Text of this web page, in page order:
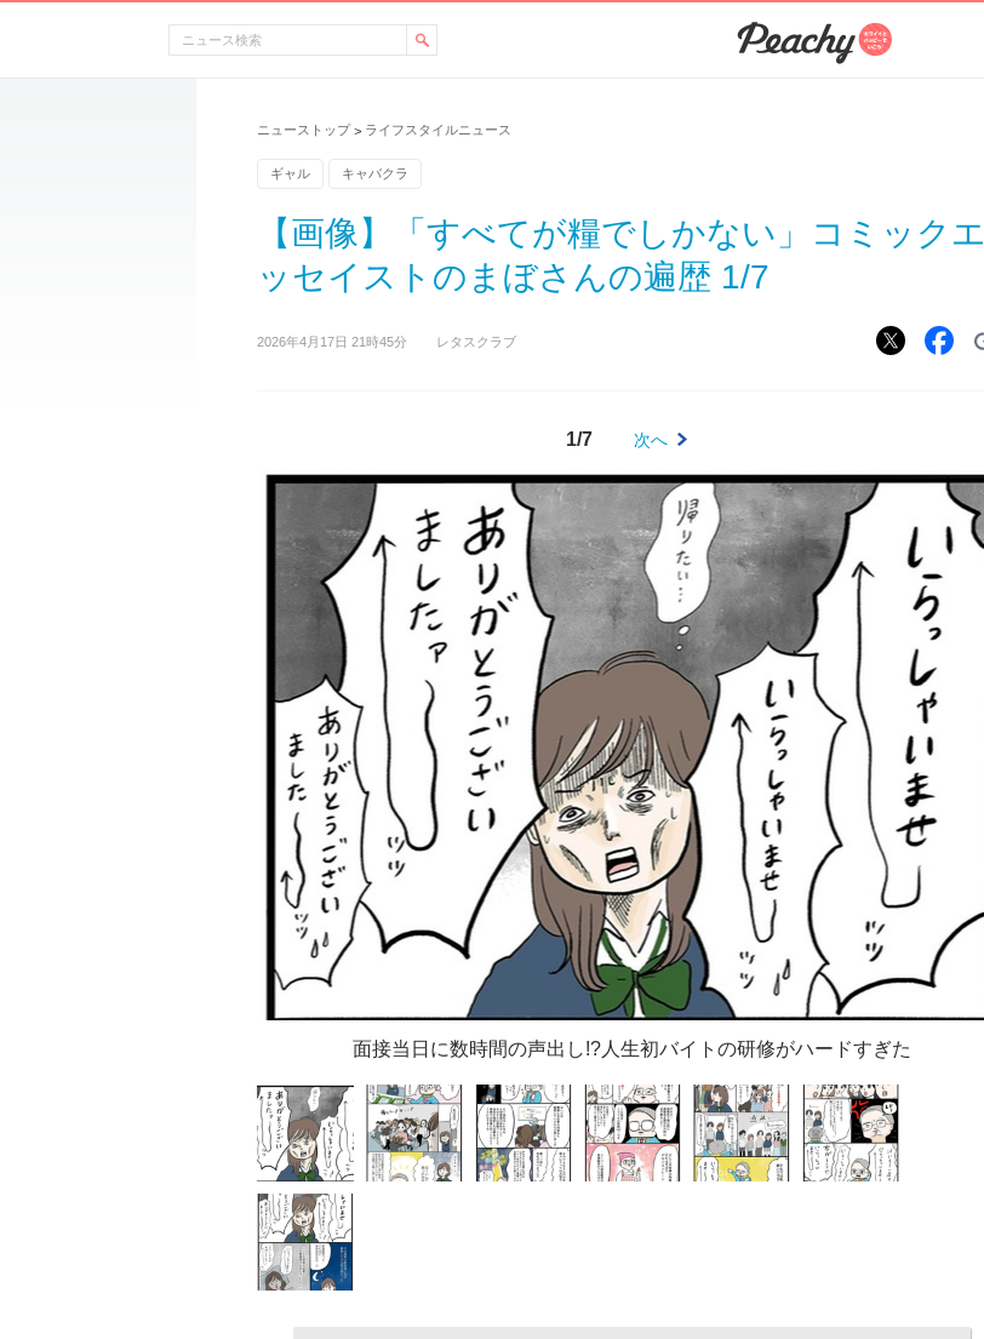
ニューストップ > ライフスタイルニュース
ギャル キャバクラ
【画像】「すべてが糧でしかない」コミックエ
ッセイストのまぼさんの遍歴 1/7
2026年4月17日 21時45分 レタスクラブ
1/7 次へ
面接当日に数時間の声出し!?人生初バイトの研修がハードすぎた